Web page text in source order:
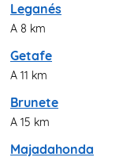
Leganés
A 8 km
Getafe
A 11 km
Brunete
A 15 km
Majadahonda